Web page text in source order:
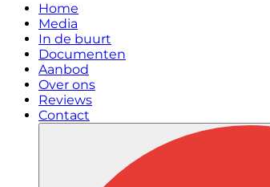
Home
Media
In de buurt
Documenten
Aanbod
Over ons
Reviews
Contact